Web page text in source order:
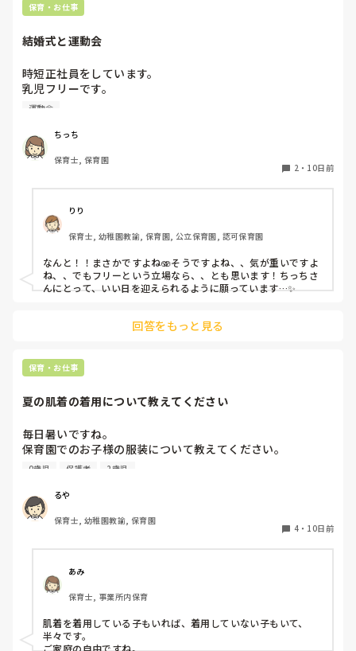
保育・お仕事
結婚式と運動会
時短正社員をしています。
乳児フリーです。
親友の結婚式と職場の運動会が被ってしまいました、、、😭
運動会
ちっち
保育士, 保育園
2・ 10日前
りり
保育士, 幼稚園教諭, 保育園, 公立保育園, 認可保育園
なんと！！まさかですよね🫨そうですよね、、気が重いですよ
ね、、でもフリーという立場なら、、とも思います！ちっちさ
んにとって、いい日を迎えられるように願っています…✨
回答をもっと見る
保育・お仕事
夏の肌着の着用について教えてください
毎日暑いですね。
保育園でのお子様の服装について教えてください。
ですが、4月から新しい園で勤務開始したところ、肌着を着
ていませんでした。
以前は夏も汗を吸わせるために肌着は必要ですと保護者に説
ちをみていると、肌着がないほうが涼しそうです。
色々な考え方があると思いますが、皆様の園では夏も肌着を
着せていますか？
ちょっと皆さまはどんな感じか聞いてみたくなりました。
よろしくお願いいたします。
0歳児 保護者 2歳児
るや
保育士, 幼稚園教諭, 保育園
4・ 10日前
あみ
保育士, 事業所内保育
肌着を着用している子もいれば、着用していない子もいて、
半々です。
ご家庭の自由ですね。